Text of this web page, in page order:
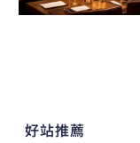
好站推薦